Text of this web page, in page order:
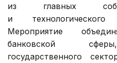
из главных
и
Мероприятие
банковской
государственного